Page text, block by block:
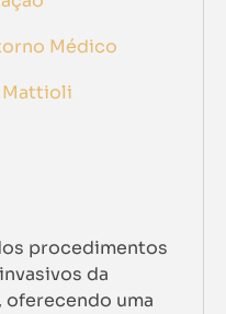
Médico
Mattioli
procedimentos
da
uma